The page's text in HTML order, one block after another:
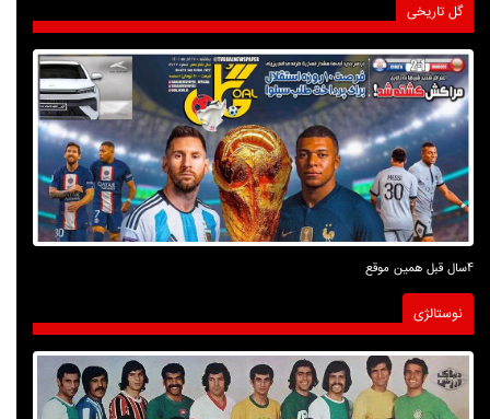
گل تاریخی
4سال قبل همین موقع
نوستالژی